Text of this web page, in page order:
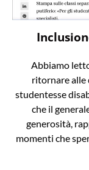
Abbiamo
ritornare alle
studentesse
che il
generosità,
momenti che